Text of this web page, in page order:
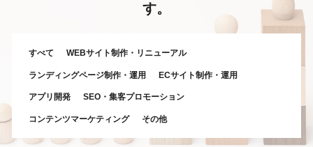
す。
すべて WEBサイト制作・リニューアル
ランディングページ制作・運用 ECサイト制作・運用
アプリ開発 SEO・集客プロモーション
コンテンツマーケティング その他